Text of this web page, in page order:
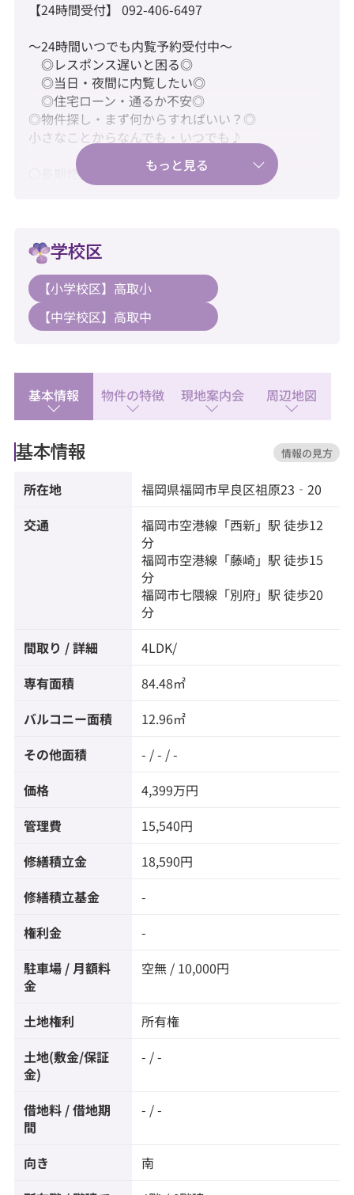
【24時間受付】 092-406-6497
～24時間いつでも内覧予約受付中～
◎レスポンス遅いと困る◎
◎当日・夜間に内覧したい◎
◎住宅ローン・通るか不安◎
◎物件探し・まず何からすればいい？◎
小さなことからなんでも・いつでも♪
〇長期修繕計画、有り♪
〇大切なペットと暮らせます♪
〇固定資産税額、114,623円♪
〇人気の西新エリアで叶える、便利で快適な都市生
〇新耐震基準・住宅ローン控除利用可♪
〇水回り新品交換済みで快適にご入居♪
【教育】
◆高取小学校：徒歩8分
◆高取中学校：徒歩21分
【暮らし】
◆HalloDay(ハローデイ) 西新店：徒歩6分
◆マックスバリュエクスプレス西新店：徒歩9分
◆PRALIVA (プラリバ)：徒歩12分
学校区
【小学校区】高取小
【中学校区】高取中
基本情報 物件の特徴 現地案内会 周辺地図
基本情報 情報の見方
所在地 福岡県福岡市早良区祖原23‐20
交通 福岡市空港線 「西新」駅 徒歩12
分
福岡市空港線 「藤崎」駅 徒歩15
分
福岡市七隈線 「別府」駅 徒歩20
分
間取り / 詳細 4LDK/
専有面積 84.48㎡
バルコニー面積 12.96㎡
その他面積 - / - / -
価格 4,399万円
管理費 15,540円
修繕積立金 18,590円
修繕積立基金 -
権利金 -
駐車場 / 月額料
金
空無 / 10,000円
土地権利 所有権
土地(敷金/保証
金)
- / -
借地料 / 借地期
間
- / -
向き 南